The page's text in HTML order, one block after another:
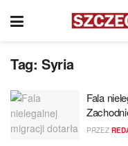
Tag: Syria
Fala
PRZEZ